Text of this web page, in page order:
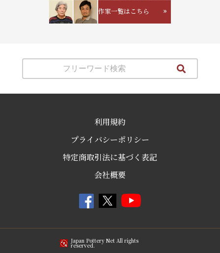
作家一覧はこちら
利用規約
プライバシーポリシー
特定商取引法に基づく表記
会社概要
Japan Pottery Net All rights
reserved.